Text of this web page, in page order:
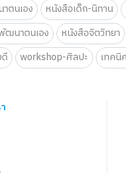
ตนเอง หนังสือเด็ก-นิทาน
ฒนาตนเอง หนังสือจิตวิทยา
workshop-ศิลปะ เทคนิ